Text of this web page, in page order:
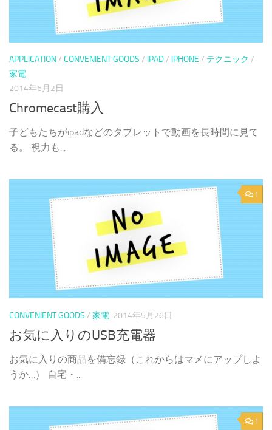
APPLICATION/ CONVENIENT GOODS / IPAD/ IPHONE / テクニック /
家電
2014年6月2日
Chromecast購入
子どもたちがipadなどのタブレットで動画を長時間に見て
る。 視力も...
1
CONVENIENT GOODS / 家電 2014年5月26日
お気に入りのUSB充電器
お気に入りの商品を備忘録（これからはマメにアップしよ
うか…） 自宅・...
1